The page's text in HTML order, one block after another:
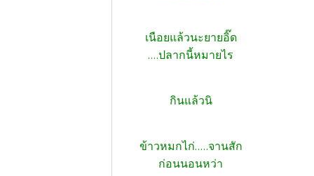
เนือยแล้วนะยายอิ๊ด
....ปลากนี้หมายไร
กินแล้วนิ
ข้าวหมกไก่.....จานสัก
ก่อนนอนหว่า